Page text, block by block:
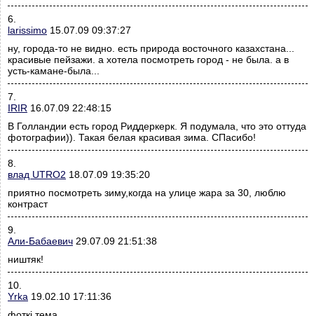
6.
larissimo 15.07.09 09:37:27
ну, города-то не видно. есть природа восточного казахстана...
красивые пейзажи. а хотела посмотреть город - не была. а в
усть-камане-была...
7.
IRIR 16.07.09 22:48:15
В Голландии есть город Риддеркерк. Я подумала, что это оттуда
фотографии)). Такая белая красивая зима. СПасибо!
8.
влад UTRO2 18.07.09 19:35:20
приятно посмотреть зиму,когда на улице жара за 30, люблю
контраст
9.
Али-Бабаевич 29.07.09 21:51:38
ништяк!
10.
Yrka 19.02.10 17:11:36